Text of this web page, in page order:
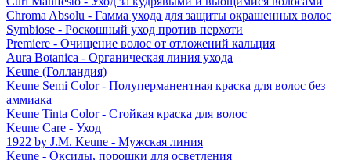
Chroma Absolu - Гамма ухода для защиты окрашенных волос
Symbiose - Роскошный уход против перхоти
Premiere - Очищение волос от отложений кальция
Aura Botanica - Органическая линия ухода
Keune (Голландия)
Keune Semi Color - Полуперманентная краска для волос без
аммиака
Keune Tinta Color - Стойкая краска для волос
Keune Care - Уход
1922 by J.M. Keune - Мужская линия
Keune - Оксиды, порошки для осветления